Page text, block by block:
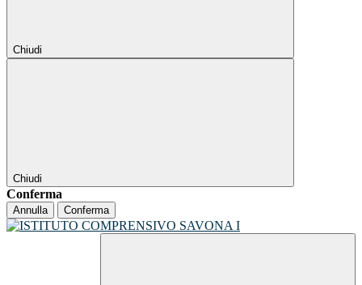
Chiudi
Chiudi
Conferma
Annulla Conferma